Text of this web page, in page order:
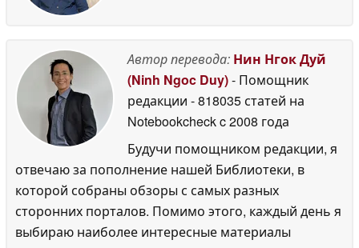
Автор перевода: Нин Нгок Дуй
(Ninh Ngoc Duy)- Помощник
редакции - 818035 статей на
Notebookcheckc 2008 года
Будучи помощником редакции, я
отвечаю за пополнение нашей Библиотеки, в
которой собраны обзоры с самых разных
сторонних порталов. Помимо этого, каждый день я
выбираю наиболее интересные материалы